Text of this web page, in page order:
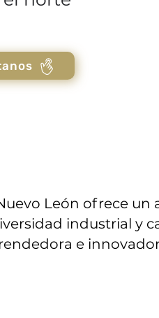
León ofrece un
industrial y
e